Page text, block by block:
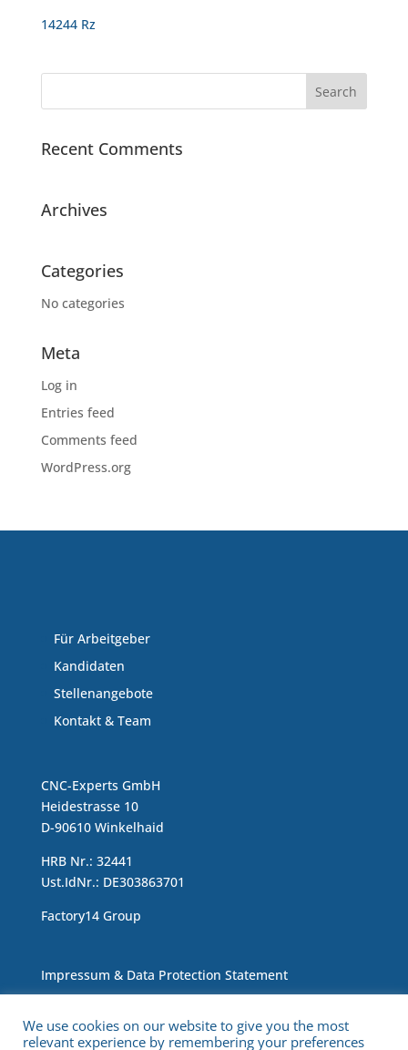
14244 Rz
Recent Comments
Archives
Categories
No categories
Meta
Log in
Entries feed
Comments feed
WordPress.org
Für Arbeitgeber
Kandidaten
Stellenangebote
Kontakt & Team
CNC-Experts GmbH
Heidestrasse 10
D-90610 Winkelhaid
HRB Nr.: 32441
Ust.IdNr.: DE303863701
Factory14 Group
Impressum & Data Protection Statement
We use cookies on our website to give you the most
relevant experience by remembering your preferences